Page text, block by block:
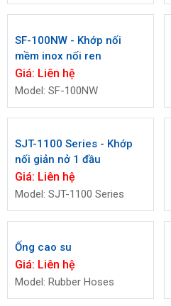
SF-100NW - Khớp nối
mềm inox nối ren
Giá: Liên hệ
Model: SF-100NW
SJT-1100 Series - Khớp
nối giản nở 1 đầu
Giá: Liên hệ
Model: SJT-1100 Series
Ống cao su
Giá: Liên hệ
Model: Rubber Hoses